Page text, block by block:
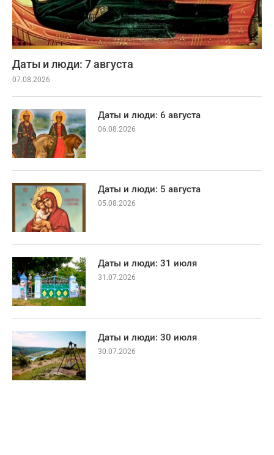
Даты и люди: 7 августа
07.08.2026
Даты и люди: 6 августа
06.08.2026
Даты и люди: 5 августа
05.08.2026
Даты и люди: 31 июля
31.07.2026
Даты и люди: 30 июля
30.07.2026